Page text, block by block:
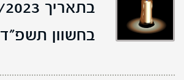
בתאריך 19/10/2023,
בחשוון תשפ"ד